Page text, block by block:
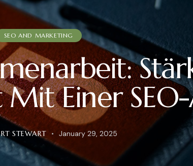
SEO AND MARKETING
Einer
STEWART January 29, 2025